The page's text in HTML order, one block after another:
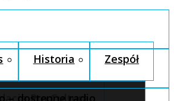
Historia Zespół
Pro Cultura
– dostępne radio